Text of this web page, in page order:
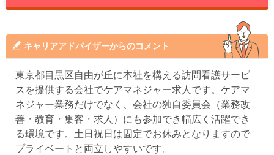
キャリアアドバイザーからのコメント
東京都目黒区自由が丘に本社を構える訪問看護サービ
スを提供する会社でケアマネジャー求人です。ケアマ
ネジャー業務だけでなく、会社の独自委員会（業務改
善・教育・集客・求人）にも参加でき幅広く活躍でき
る環境です。土日祝日は固定でお休みとなりますので
プライベートと両立しやすいです。